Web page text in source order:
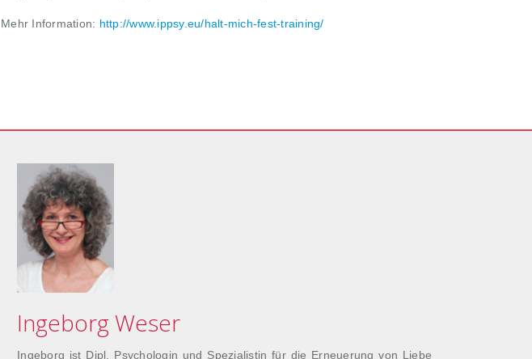
Mehr Information: http://www.ippsy.eu/halt-mich-fest-training/
Ingeborg Weser
Ingeborg ist Dipl. Psychologin und Spezialistin für die Erneuerung von Liebe